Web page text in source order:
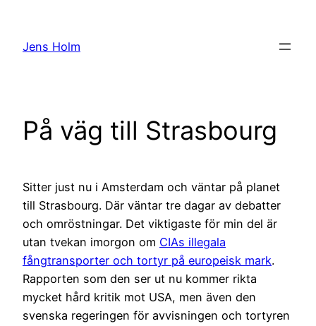
innehåll
Jens Holm
På väg till Strasbourg
Sitter just nu i Amsterdam och väntar på planet
till Strasbourg. Där väntar tre dagar av debatter
och omröstningar. Det viktigaste för min del är
utan tvekan imorgon om CIAs illegala
fångtransporter och tortyr på europeisk mark.
Rapporten som den ser ut nu kommer rikta
mycket hård kritik mot USA, men även den
svenska regeringen för avvisningen och tortyren